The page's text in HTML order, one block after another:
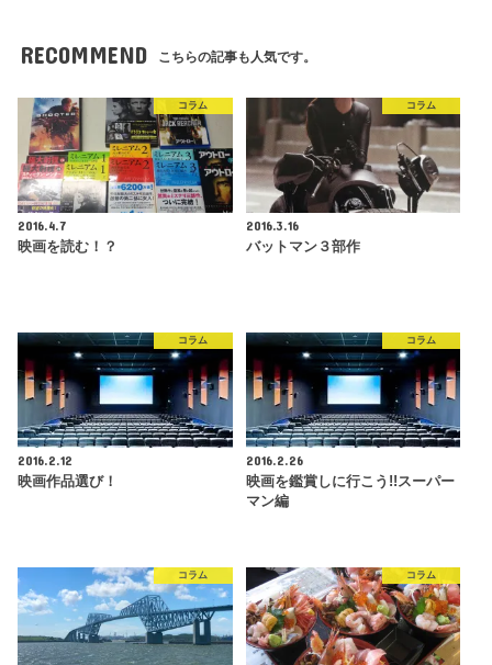
RECOMMEND こちらの記事も人気です。
コラム
2016.4.7
映画を読む！？
コラム
2016.3.16
バットマン３部作
コラム
2016.2.12
映画作品選び！
コラム
2016.2.26
映画を鑑賞しに行こう!!スーパー
マン編
コラム コラム